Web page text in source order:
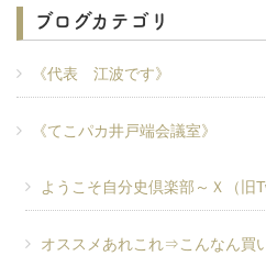
ブログカテゴリ
《代表 江波です》
《てこパカ井戸端会議室》
ようこそ自分史倶楽部～Ｘ（旧
オススメあれこれ⇒こんなん買